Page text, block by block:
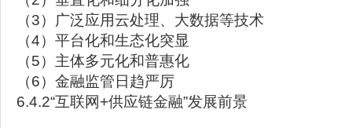
（3）广泛应用云处理、大数据等技术
（4）平台化和生态化突显
（5）主体多元化和普惠化
（6）金融监管日趋严厉
6.4.2“互联网+供应链金融”发展前景